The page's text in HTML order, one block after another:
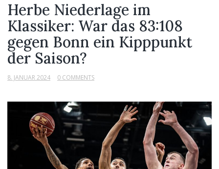
Herbe Niederlage im
Klassiker: War das 83:108
gegen Bonn ein Kipppunkt
der Saison?
8. JANUAR 2024 0 COMMENTS